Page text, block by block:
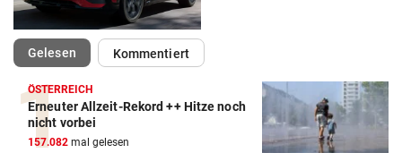
Gelesen(ausgewählt)Kommentiert
ÖSTERREICH
Erneuter Allzeit-Rekord ++ Hitze noch
nicht vorbei
157.082 mal gelesen
Autobatterie Vergleich
ZUM VERGLEICH